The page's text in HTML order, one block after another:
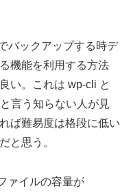
バックアップする時デ
機能を利用する方法
い。これは wp-cli と
言う知らない人が見
ば難易度は格段に低い
と思う。
ァイルの容量が